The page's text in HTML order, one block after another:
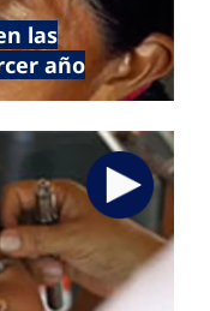
las
año